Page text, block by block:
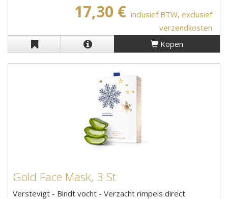
17,30 € inclusief BTW, exclusief
verzendkosten
Kopen
Gold Face Mask, 3 St
Verstevigt - Bindt vocht - Verzacht rimpels direct